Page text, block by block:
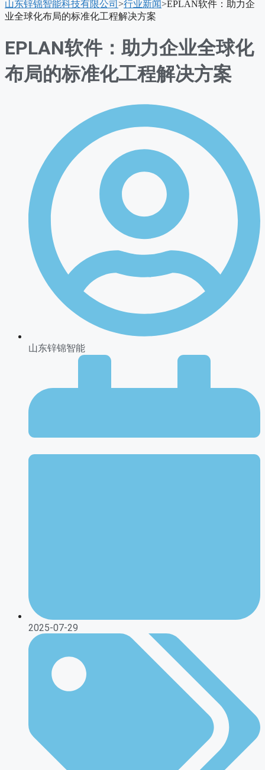
单
山东锌锦智能科技有限公司 >行业新闻>EPLAN软件：助力企
业全球化布局的标准化工程解决方案
EPLAN软件：助力企业全球化
布局的标准化工程解决方案
山东锌锦智能
2025-07-29